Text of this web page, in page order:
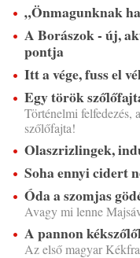
„Önmagunknak
A Borászok - új,
pontja
Itt a vége, fuss el
Egy török
Történelmi felfedezés,
szőlőfajta!
Olaszrizlingek,
Soha ennyi cidert
Óda a szomjas
Avagy mi lenne
A pannon
Az első magyar